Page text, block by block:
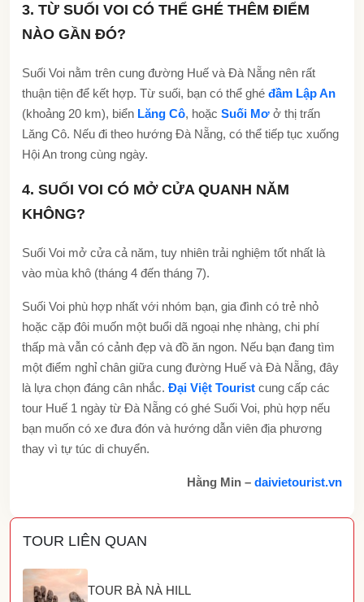
3. TỪ SUỐI VOI CÓ THỂ GHÉ THÊM ĐIỂM
NÀO GẦN ĐÓ?
Suối Voi nằm trên cung đường Huế và Đà Nẵng nên rất
thuận tiện để kết hợp. Từ suối, bạn có thể ghé đầm Lập An
(khoảng 20 km), biển Lăng Cô, hoặc Suối Mơ ở thị trấn
Lăng Cô. Nếu đi theo hướng Đà Nẵng, có thể tiếp tục xuống
Hội An trong cùng ngày.
4. SUỐI VOI CÓ MỞ CỬA QUANH NĂM
KHÔNG?
Suối Voi mở cửa cả năm, tuy nhiên trải nghiệm tốt nhất là
vào mùa khô (tháng 4 đến tháng 7).
Suối Voi phù hợp nhất với nhóm bạn, gia đình có trẻ nhỏ
hoặc cặp đôi muốn một buổi dã ngoại nhẹ nhàng, chi phí
thấp mà vẫn có cảnh đẹp và đồ ăn ngon. Nếu bạn đang tìm
một điểm nghỉ chân giữa cung đường Huế và Đà Nẵng, đây
là lựa chọn đáng cân nhắc. Đại Việt Tourist cung cấp các
tour Huế 1 ngày từ Đà Nẵng có ghé Suối Voi, phù hợp nếu
bạn muốn có xe đưa đón và hướng dẫn viên địa phương
thay vì tự túc di chuyển.
Hằng Min – daivietourist.vn
TOUR LIÊN QUAN
TOUR BÀ NÀ HILL